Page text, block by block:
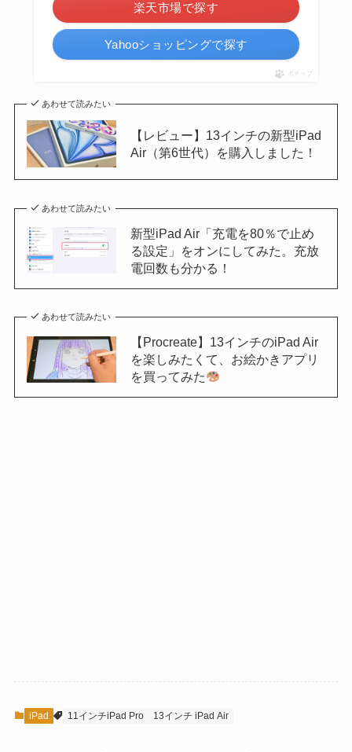
楽天市場で探す
Yahooショッピングで探す
ポチップ
あわせて読みたい
【レビュー】13インチの新型iPad
Air（第6世代）を購入しました！
あわせて読みたい
新型iPad Air「充電を80％で止め
る設定」をオンにしてみた。充放
電回数も分かる！
あわせて読みたい
【Procreate】13インチのiPad Air
を楽しみたくて、お絵かきアプリ
を買ってみた
iPad 11インチiPad Pro 13インチ iPad Air